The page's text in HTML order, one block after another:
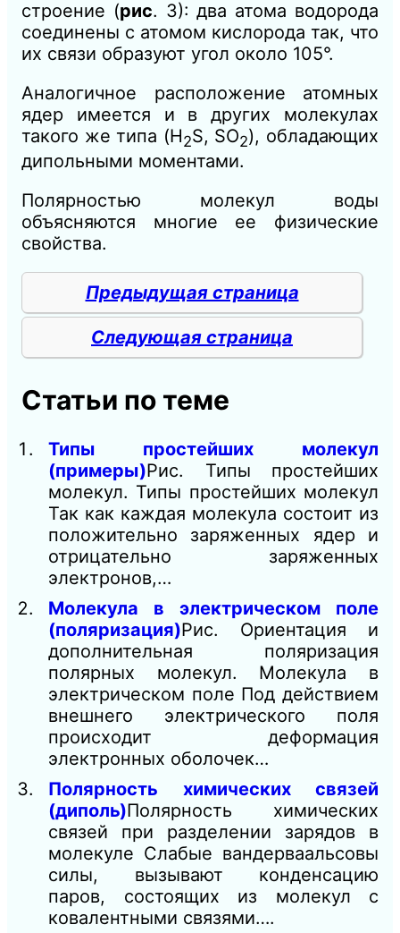
строение (рис. 3): два атома водорода
соединены с атомом кислорода так, что
их связи образуют угол около 105°.
Аналогичное расположение атомных
ядер имеется и в других молекулах
такого же типа (H2S, SO2), обладающих
дипольными моментами.
Полярностью молекул воды
объясняются многие ее физические
свойства.
Предыдущая страница
Следующая страница
Статьи по теме
Типы простейших молекул
(примеры)Рис. Типы простейших
молекул. Типы простейших молекул
Так как каждая молекула состоит из
положительно заряженных ядер и
отрицательно заряженных
электронов,…
Молекула в электрическом поле
(поляризация)Рис. Ориентация и
дополнительная поляризация
полярных молекул. Молекула в
электрическом поле Под действием
внешнего электрического поля
происходит деформация
электронных оболочек…
Полярность химических связей
(диполь)Полярность химических
связей при разделении зарядов в
молекуле Слабые вандерваальсовы
силы, вызывают конденсацию
паров, состоящих из молекул с
ковалентными связями….